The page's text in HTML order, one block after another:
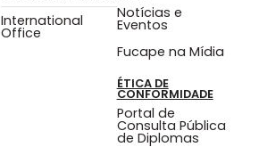
International
Office
Notícias e
Eventos
Fucape na Mídia
ÉTICA DE
CONFORMIDADE
Portal de
Consulta Pública
de Diplomas